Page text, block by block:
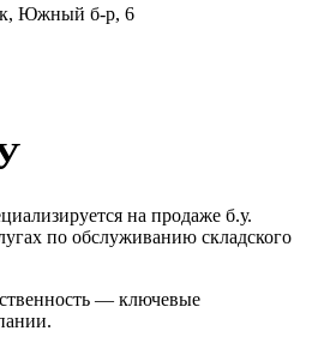
Южный б-р, 6
на продаже б.у.
по обслуживанию складского
— ключевые